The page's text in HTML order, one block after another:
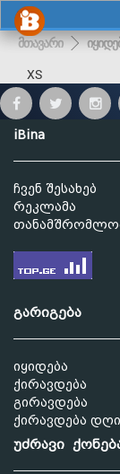
მთავარი
XS
iBina
ჩვენ შესახებ
რეკლამა
გარიგება
იყიდება
ქირავდება
გირავდება
ქირავდება
უძრავი